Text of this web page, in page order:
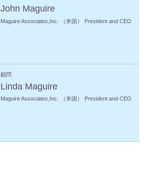
John Maguire
Maguire Associates,Inc. （米国） President and CEO
顧問
Linda Maguire
Maguire Associates,Inc. （米国） President and CEO